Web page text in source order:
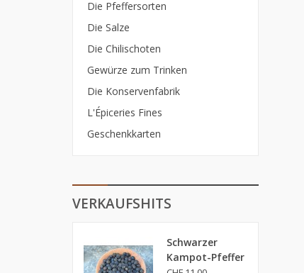
Die Pfeffersorten
Die Salze
Die Chilischoten
Gewürze zum Trinken
Die Konservenfabrik
L'Épiceries Fines
Geschenkkarten
VERKAUFSHITS
Schwarzer
Kampot-Pfeffer